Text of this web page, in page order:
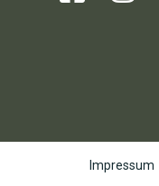
Impressum